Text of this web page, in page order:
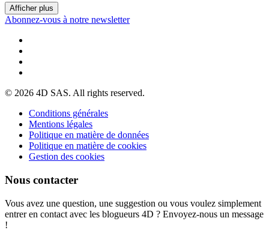
Afficher plus
Abonnez-vous à notre newsletter
© 2026 4D SAS. All rights reserved.
Conditions générales
Mentions légales
Politique en matière de données
Politique en matière de cookies
Gestion des cookies
Nous contacter
Vous avez une question, une suggestion ou vous voulez simplement
entrer en contact avec les blogueurs 4D ? Envoyez-nous un message
!